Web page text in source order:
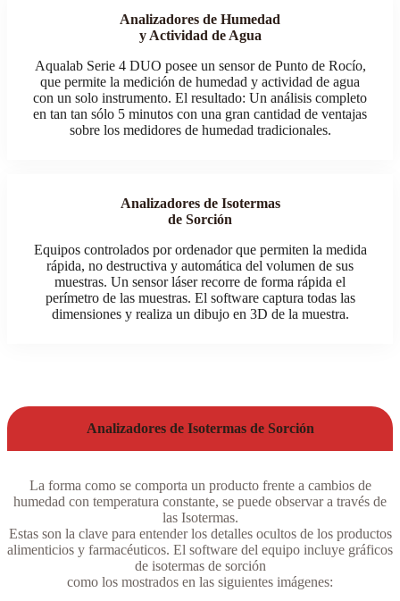
Analizadores de Humedad
y Actividad de Agua
Aqualab Serie 4 DUO posee un sensor de Punto de Rocío,
que permite la medición de humedad y actividad de agua
con un solo instrumento. El resultado: Un análisis completo
en tan tan sólo 5 minutos con una gran cantidad de ventajas
sobre los medidores de humedad tradicionales.
Analizadores de Isotermas
de Sorción
Equipos controlados por ordenador que permiten la medida
rápida, no destructiva y automática del volumen de sus
muestras. Un sensor láser recorre de forma rápida el
perímetro de las muestras. El software captura todas las
dimensiones y realiza un dibujo en 3D de la muestra.
Analizadores de Isotermas de Sorción
La forma como se comporta un producto frente a cambios de
humedad con temperatura constante, se puede observar a través de
las Isotermas.
Estas son la clave para entender los detalles ocultos de los productos
alimenticios y farmacéuticos. El software del equipo incluye gráficos
de isotermas de sorción
como los mostrados en las siguientes imágenes: